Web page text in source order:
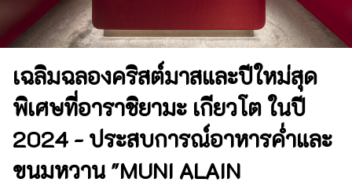
เฉลิมฉลองคริสต์มาสและปีใหม่สุด
พิเศษที่อาราชิยามะ เกียวโต ในปี
2024 - ประสบการณ์อาหารค่ำและ
ขนมหวาน "MUNI ALAIN